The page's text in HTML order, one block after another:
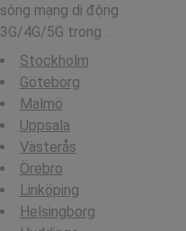
sóng mạng di động
3G/4G/5G trong :
Stockholm
Göteborg
Malmö
Uppsala
Västerås
Örebro
Linköping
Helsingborg